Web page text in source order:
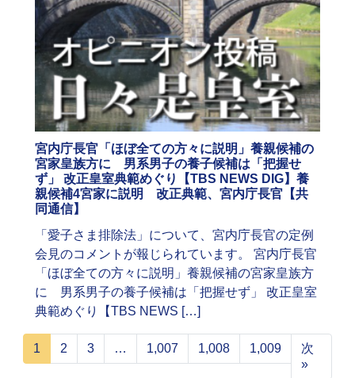
宮内庁長官「ほぼ全ての方々に説明」養親候補の
宮家皇族方に 男系男子の養子候補は「把握せ
ず」 改正皇室典範めぐり【TBS NEWS DIG】養
親候補4宮家に説明 改正典範、宮内庁長官【共
同通信】
「愛子さま排除法」について、宮内庁長官の定例
会見のコメントが報じられています。 宮内庁長官
「ほぼ全ての方々に説明」養親候補の宮家皇族方
に 男系男子の養子候補は「把握せず」 改正皇室
典範めぐり【TBS NEWS […]
1 2 3 … 1,007 1,008 1,009
次
»